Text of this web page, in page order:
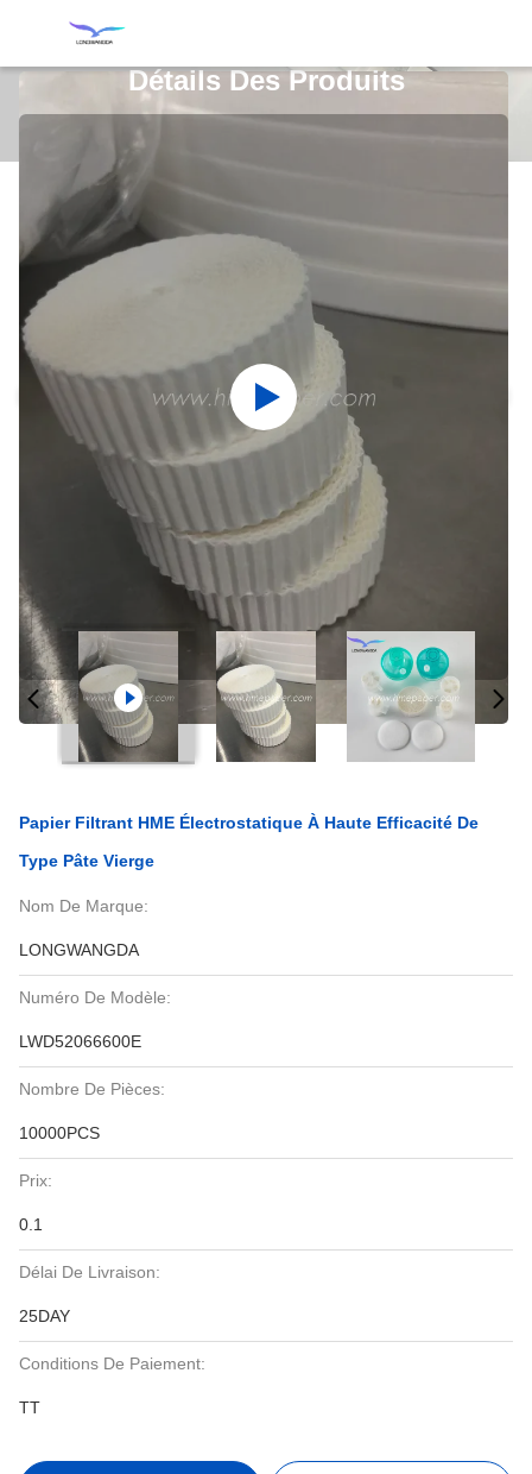
Détails Des Produits
Papier Filtrant HME Électrostatique À Haute Efficacité De
Type Pâte Vierge
Nom De Marque:
LONGWANGDA
Numéro De Modèle:
LWD52066600E
Nombre De Pièces:
10000PCS
Prix:
0.1
Délai De Livraison:
25DAY
Conditions De Paiement:
TT